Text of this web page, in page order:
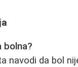
bolna?
navodi da bol